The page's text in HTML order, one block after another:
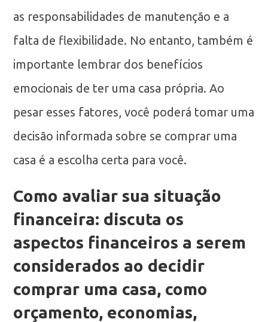
as responsabilidades de manutenção e a
falta de flexibilidade. No entanto, também é
importante lembrar dos benefícios
emocionais de ter uma casa própria. Ao
pesar esses fatores, você poderá tomar uma
decisão informada sobre se comprar uma
casa é a escolha certa para você.
Como avaliar sua situação
financeira: discuta os
aspectos financeiros a serem
considerados ao decidir
comprar uma casa, como
orçamento, economias,